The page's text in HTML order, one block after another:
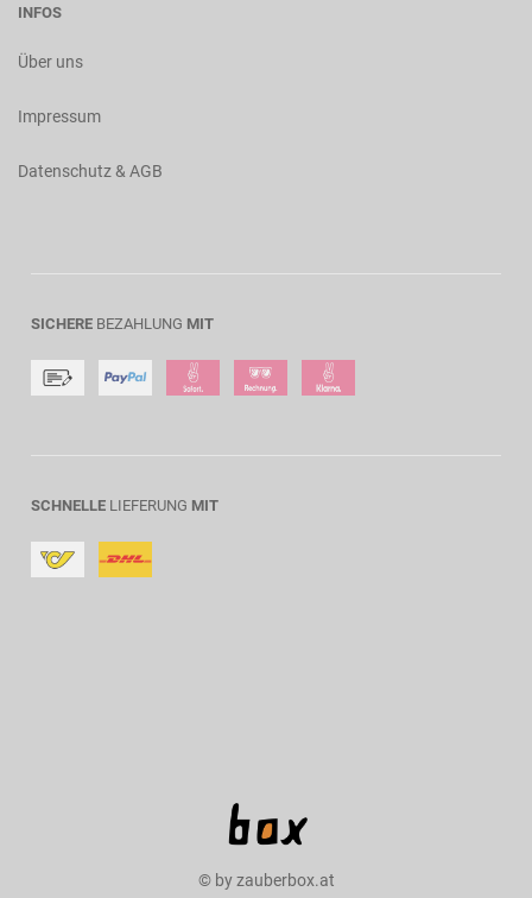
INFOS
Über uns
Impressum
Datenschutz & AGB
SICHERE BEZAHLUNG MIT
SCHNELLE LIEFERUNG MIT
© by zauberbox.at